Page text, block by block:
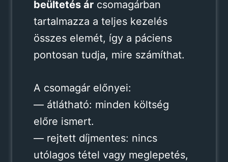
beültetés árcsomagárban
tartalmazza a teljes kezelés
összes elemét, így a páciens
pontosan tudja, mire számíthat.
A csomagár előnyei:
— átlátható: minden költség
előre ismert.
— rejtett díjmentes: nincs
utólagos tétel vagy meglepetés,